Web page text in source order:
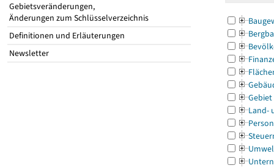
Gebietsveränderungen,
Änderungen zum Schlüsselverzeichnis
Definitionen und Erläuterungen
Newsletter
Gebiet
Land-